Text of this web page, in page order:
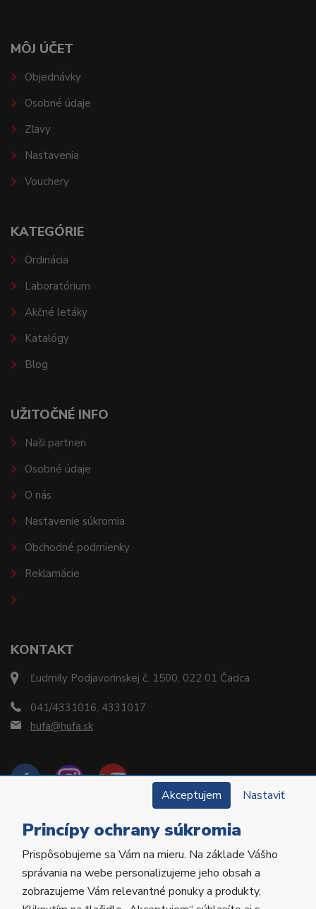
KONTAKT
Ľudmily Podjavorinskej č. 1500, 022 01 Čadca
041/4331016, 4331017
hufa@hufa.sk
MÔJ ÚČET
Objednávky
Osobné údaje
Zľavy
Nastavenia
Vouchery
KATEGÓRIE
Ordinácia
Laboratórium
Akčné letáky
Katalógy
Blog
UŽITOČNÉ INFO
Naši partneri
Osobné údaje
O nás
Nastavenie súkromia
Obchodné podmienky
Reklamácie
Copyright © 2022 Hu-Fa Dental a.s. Všetky práva
vyhradené.
Akceptujem Nastaviť
Princípy ochrany súkromia
Prispôsobujeme sa Vám na mieru. Na základe Vášho
správania na webe personalizujeme jeho obsah a
zobrazujeme Vám relevantné ponuky a produkty.